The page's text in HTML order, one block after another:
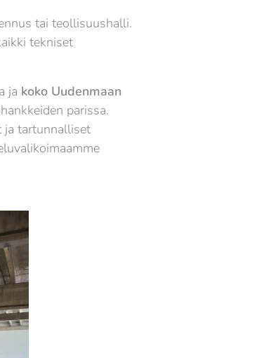
tai teollisuushalli.
tekniset
ja koko Uudenmaan
parissa.
ja tartunnalliset